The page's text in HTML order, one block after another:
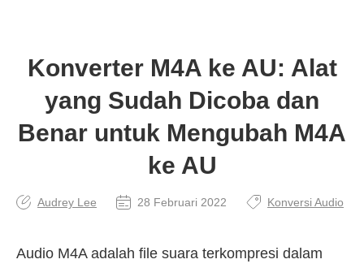
Konverter M4A ke AU: Alat
yang Sudah Dicoba dan
Benar untuk Mengubah M4A
ke AU
Audrey Lee 28 Februari 2022 Konversi Audio
Audio M4A adalah file suara terkompresi dalam